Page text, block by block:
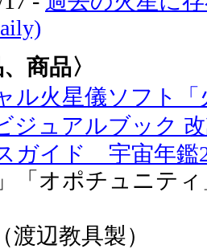
商品〉
ル火星儀ソフト
ジュアルブック
ガイド 宇宙年鑑
「オポチュニテ
（渡辺教具製）